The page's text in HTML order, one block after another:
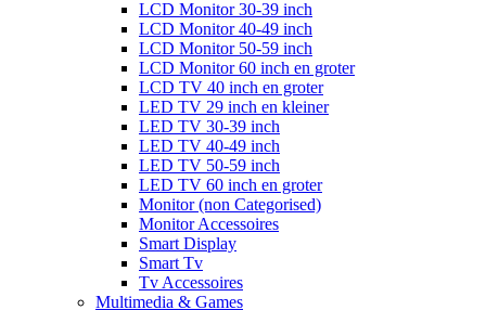
LCD Monitor 30-39 inch
LCD Monitor 40-49 inch
LCD Monitor 50-59 inch
LCD Monitor 60 inch en groter
LCD TV 40 inch en groter
LED TV 29 inch en kleiner
LED TV 30-39 inch
LED TV 40-49 inch
LED TV 50-59 inch
LED TV 60 inch en groter
Monitor (non Categorised)
Monitor Accessoires
Smart Display
Smart Tv
Tv Accessoires
Multimedia & Games